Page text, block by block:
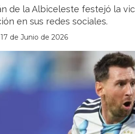
de la Albiceleste festejó la
en sus redes sociales.
de Junio de 2026